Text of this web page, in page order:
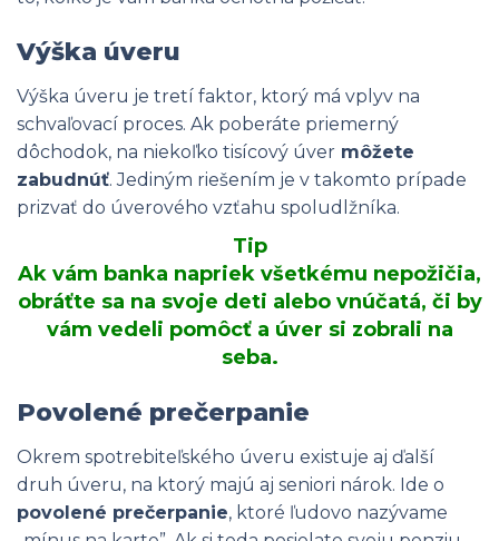
Výška úveru
Výška úveru je tretí faktor, ktorý má vplyv na
schvaľovací proces. Ak poberáte priemerný
dôchodok, na niekoľko tisícový úver môžete
zabudnúť. Jediným riešením je v takomto prípade
prizvať do úverového vzťahu spoludlžníka.
Tip
Ak vám banka napriek všetkému nepožičia,
obráťte sa na svoje deti alebo vnúčatá, či by
vám vedeli pomôcť a úver si zobrali na
seba.
Povolené prečerpanie
Okrem spotrebiteľského úveru existuje aj ďalší
druh úveru, na ktorý majú aj seniori nárok. Ide o
povolené prečerpanie, ktoré ľudovo nazývame